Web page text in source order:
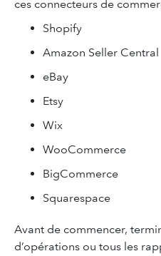
ces connecteurs de
Shopify
Amazon Seller Central
eBay
Etsy
Wix
WooCommerce
BigCommerce
Squarespace
Avant de commencer,
d’opérations ou tous les